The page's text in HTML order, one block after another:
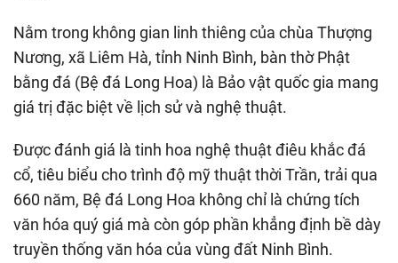
Nằm trong không gian linh thiêng của chùa Thượng
Nương, xã Liêm Hà, tỉnh Ninh Bình, bàn thờ Phật
bằng đá (Bệ đá Long Hoa) là Bảo vật quốc gia mang
giá trị đặc biệt về lịch sử và nghệ thuật.
Được đánh giá là tinh hoa nghệ thuật điêu khắc đá
cổ, tiêu biểu cho trình độ mỹ thuật thời Trần, trải qua
660 năm, Bệ đá Long Hoa không chỉ là chứng tích
văn hóa quý giá mà còn góp phần khẳng định bề dày
truyền thống văn hóa của vùng đất Ninh Bình.